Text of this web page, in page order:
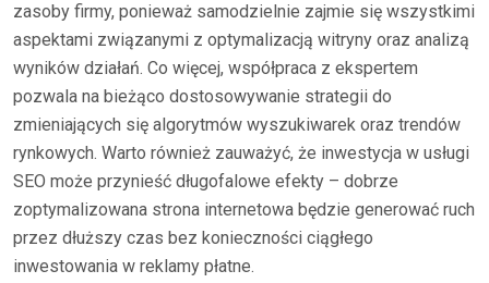
zasoby firmy, ponieważ samodzielnie zajmie się wszystkimi
aspektami związanymi z optymalizacją witryny oraz analizą
wyników działań. Co więcej, współpraca z ekspertem
pozwala na bieżąco dostosowywanie strategii do
zmieniających się algorytmów wyszukiwarek oraz trendów
rynkowych. Warto również zauważyć, że inwestycja w usługi
SEO może przynieść długofalowe efekty – dobrze
zoptymalizowana strona internetowa będzie generować ruch
przez dłuższy czas bez konieczności ciągłego
inwestowania w reklamy płatne.